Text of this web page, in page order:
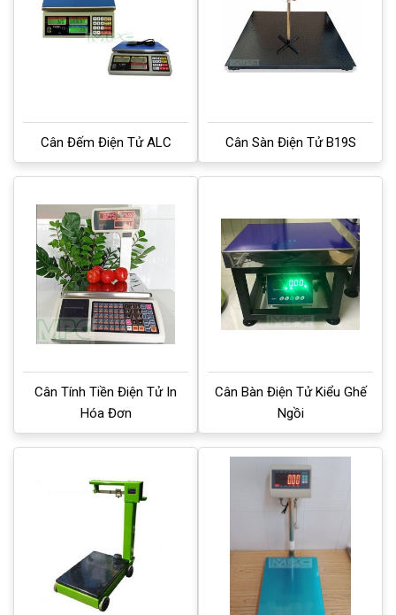
Cân Đếm Điện Tử ALC Cân Sàn Điện Tử B19S
Cân Tính Tiền Điện Tử In
Hóa Đơn
Cân Bàn Điện Tử Kiểu Ghế
Ngồi